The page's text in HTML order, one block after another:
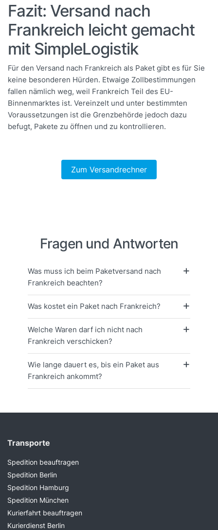
Fazit: Versand nach
Frankreich leicht gemacht
mit SimpleLogistik
Für den Versand nach Frankreich als Paket gibt es für Sie
keine besonderen Hürden. Etwaige Zollbestimmungen
fallen nämlich weg, weil Frankreich Teil des EU-
Binnenmarktes ist. Vereinzelt und unter bestimmten
Voraussetzungen ist die Grenzbehörde jedoch dazu
befugt, Pakete zu öffnen und zu kontrollieren.
Zum Versandrechner
Fragen und Antworten
Was muss ich beim Paketversand nach
Frankreich beachten?
Was kostet ein Paket nach Frankreich?
Welche Waren darf ich nicht nach
Frankreich verschicken?
Wie lange dauert es, bis ein Paket aus
Frankreich ankommt?
Transporte
Spedition beauftragen
Spedition Berlin
Spedition Hamburg
Spedition München
Kurierfahrt beauftragen
Kurierdienst Berlin